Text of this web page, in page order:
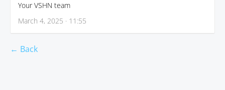
Your VSHN team
March 4, 2025 · 11:55
← Back